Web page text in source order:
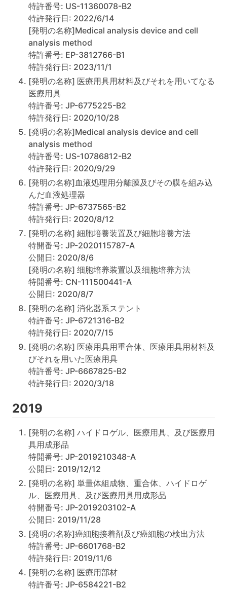
特許番号: US-11360078-B2
特許発行日: 2022/6/14
[発明の名称]Medical analysis device and cell
analysis method
特許番号: EP-3812766-B1
特許発行日: 2023/11/1
[発明の名称] 医療用具用材料及びそれを用いてなる
医療用具
特許番号: JP-6775225-B2
特許発行日: 2020/10/28
[発明の名称]Medical analysis device and cell
analysis method
特許番号: US-10786812-B2
特許発行日: 2020/9/29
[発明の名称]血液処理用分離膜及びその膜を組み込
んだ血液処理器
特許番号: JP-6737565-B2
特許発行日: 2020/8/12
[発明の名称] 細胞培養装置及び細胞培養方法
特開番号: JP-2020115787-A
公開日: 2020/8/6
[発明の名称] 细胞培养装置以及细胞培养方法
特開番号: CN-111500441-A
公開日: 2020/8/7
[発明の名称] 消化器系ステント
特許番号: JP-6721316-B2
特許発行日: 2020/7/15
[発明の名称] 医療用具用重合体、医療用具用材料及
びそれを用いた医療用具
特許番号: JP-6667825-B2
特許発行日: 2020/3/18
2019
[発明の名称] ハイドロゲル、医療用具、及び医療用
具用成形品
特開番号: JP-2019210348-A
公開日: 2019/12/12
[発明の名称] 単量体組成物、重合体、ハイドロゲ
ル、医療用具、及び医療用具用成形品
特開番号: JP-2019203102-A
公開日: 2019/11/28
[発明の名称]癌細胞接着剤及び癌細胞の検出方法
特許番号: JP-6601768-B2
特許発行日: 2019/11/6
[発明の名称] 医療用部材
特許番号: JP-6584221-B2